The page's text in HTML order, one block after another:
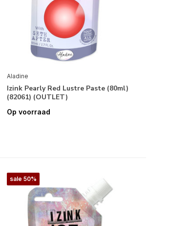
Aladine
Izink Pearly Red Lustre Paste (80ml)
(82061) (OUTLET)
Op voorraad
sale 50%